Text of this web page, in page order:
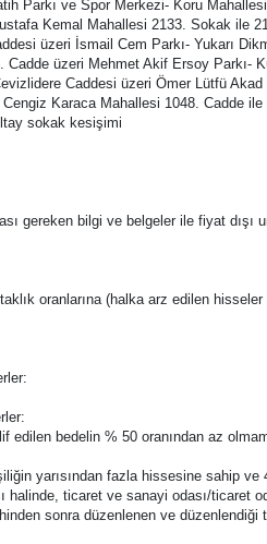
ve Spor Merkezi- Koru
Kemal Mahallesi 2133. Sokak ile
üzeri İsmail Cem Parkı- Yukarı
üzeri Mehmet Akif Ersoy Parkı-
Caddesi üzeri Ömer Lütfü
Karaca Mahallesi 1048. Cadde
sokak kesişimi
gereken bilgi ve belgeler ile fiyat dışı
oranlarına (halka arz edilen
bedelin % 50 oranından az
yarısından fazla hissesine sahip ve
ticaret ve sanayi odası/ticaret
sonra düzenlenen ve düzenlendiği